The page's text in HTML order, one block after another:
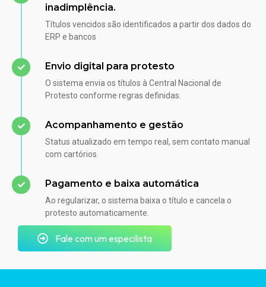
inadimplência.
Títulos vencidos são identificados a partir dos dados do
ERP e bancos
Envio digital para protesto
O sistema envia os títulos à Central Nacional de
Protesto conforme regras definidas.
Acompanhamento e gestão
Status atualizado em tempo real, sem contato manual
com cartórios.
Pagamento e baixa automática
Ao regularizar, o sistema baixa o título e cancela o
protesto automaticamente.
Fale com um especilista